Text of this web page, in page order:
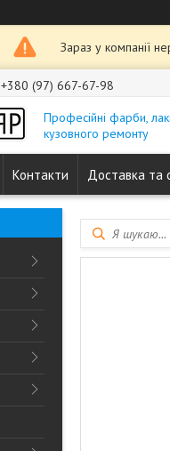
Зараз у компанії
+380 (97) 667-67-98
Професійні фарби,
кузовного ремонту
Контакти Доставка та